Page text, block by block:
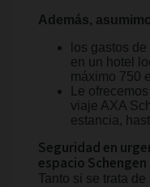
Además,
los gastos
en un hotel
máximo 750
Le
viaje AXA
estancia,
Seguridad en
espacio Schengen
Tanto si se trata